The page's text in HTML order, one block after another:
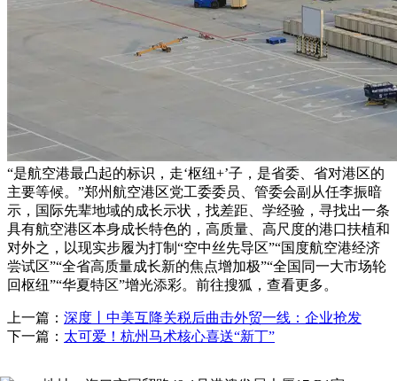
“是航空港最凸起的标识，走‘枢纽+’子，是省委、省对港区的
主要等候。”郑州航空港区党工委委员、管委会副从任李振暗
示，国际先辈地域的成长示状，找差距、学经验，寻找出一条
具有航空港区本身成长特色的，高质量、高尺度的港口扶植和
对外之，以现实步履为打制“空中丝先导区”“国度航空港经济
尝试区”“全省高质量成长新的焦点增加极”“全国同一大市场轮
回枢纽”“华夏特区”增光添彩。前往搜狐，查看更多。
上一篇： 深度丨中美互降关税后曲击外贸一线：企业抢发
下一篇： 太可爱！杭州马术核心喜送“新丁”